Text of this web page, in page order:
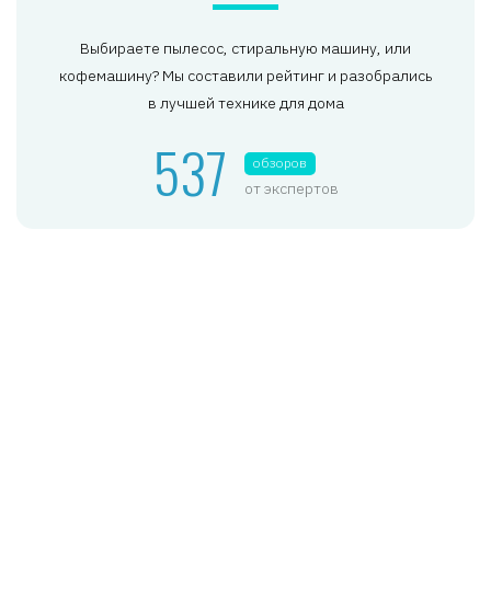
Выбираете пылесос, стиральную машину, или
кофемашину? Мы составили рейтинг и разобрались
в лучшей технике для дома
537 обзоров
от экспертов